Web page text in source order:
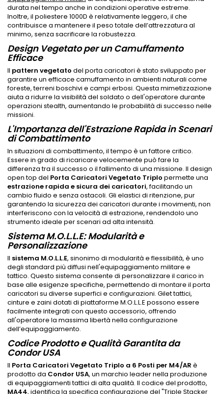
durata nel tempo anche in condizioni operative estreme.
Inoltre, il poliestere 1000D è relativamente leggero, il che
contribuisce a mantenere il peso totale dell’attrezzatura al
minimo, senza sacrificare la robustezza.
Design Vegetato per un Camuffamento
Efficace
Il pattern vegetato del porta caricatori è stato sviluppato per
garantire un efficace camuffamento in ambienti naturali come
foreste, terreni boschivi e campi erbosi. Questa mimetizzazione
aiuta a ridurre la visibilità del soldato o dell'operatore durante
operazioni stealth, aumentando le probabilità di successo nelle
missioni.
L'Importanza dell'Estrazione Rapida in Scenari
di Combattimento
In situazioni di combattimento, il tempo è un fattore critico.
Essere in grado di ricaricare velocemente può fare la
differenza tra il successo o il fallimento di una missione. Il design
open top del Porta Caricatori Vegetato Triplo permette una
estrazione rapida e sicura dei caricatori, facilitando un
cambio fluido e senza ostacoli. Gli elastici di ritenzione, pur
garantendo la sicurezza dei caricatori durante i movimenti, non
interferiscono con la velocità di estrazione, rendendolo uno
strumento ideale per scenari ad alta intensità.
Sistema M.O.L.L.E: Modularità e
Personalizzazione
Il sistema M.O.L.L.E, sinonimo di modularità e flessibilità, è uno
degli standard più diffusi nell'equipaggiamento militare e
tattico. Questo sistema consente di personalizzare il carico in
base alle esigenze specifiche, permettendo di montare il porta
caricatori su diverse superfici e configurazioni. Gilet tattici,
cinture e zaini dotati di piattaforme M.O.L.L.E possono essere
facilmente integrati con questo accessorio, offrendo
all'operatore la massima libertà nella configurazione
dell’equipaggiamento.
Codice Prodotto e Qualità Garantita da
Condor USA
Il Porta Caricatori Vegetato Triplo a 6 Posti per M4/AR è
prodotto da Condor USA, un marchio leader nella produzione
di equipaggiamenti tattici di alta qualità. Il codice del prodotto,
MA44, identifica la specifica configurazione del "Triple Stacker